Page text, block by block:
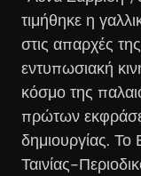
τιμήθηκε η
στις απαρχές
εντυπωσιακή
κόσμο της
πρώτων
δημιουργίας. Το
Ταινίας-